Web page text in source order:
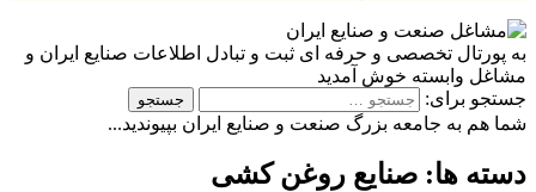
به پورتال تخصصی و حرفه ای ثبت و تبادل اطلاعات صنایع ایران و
مشاغل وابسته خوش آمدید
جستجو برای:
شما هم به جامعه بزرگ صنعت و صنایع ایران بپیوندید...
دسته ها: صنایع روغن کشی